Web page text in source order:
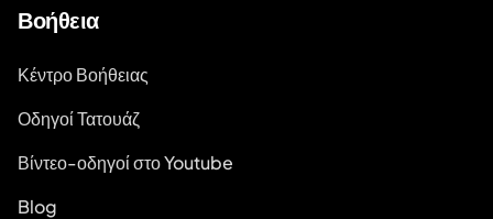
Βοήθεια
Κέντρο Βοήθειας
Οδηγοί Τατουάζ
Βίντεο-οδηγοί στο Youtube
Blog